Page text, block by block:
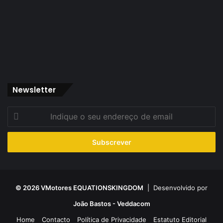
Newsletter
seu
de
© 2026 VMotores EQUATIONSKINGDOM | Desenvolvido por
João Bastos - Veddacom
Home
Contacto Política de Privacidade Estatuto Editorial